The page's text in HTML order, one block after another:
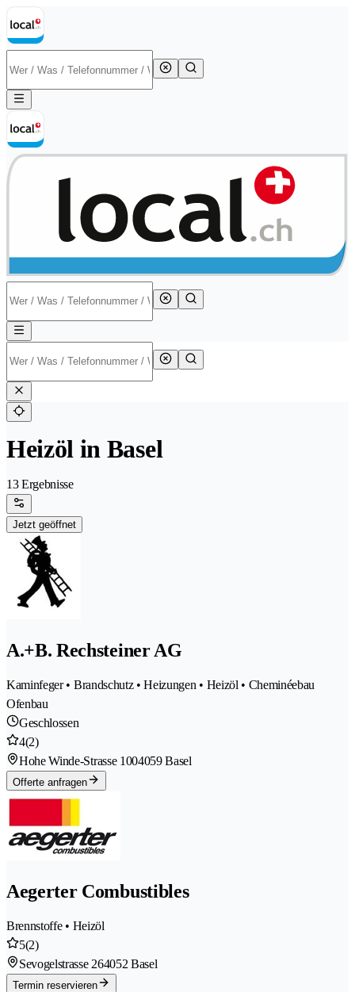
Heizöl in Basel
13 Ergebnisse
Jetzt geöffnet
A.+B. Rechsteiner AG
Kaminfeger • Brandschutz • Heizungen • Heizöl • Cheminéebau
Ofenbau
Geschlossen
4(2)
Hohe Winde-Strasse 1004059 Basel
Offerte anfragen
Aegerter Combustibles
Brennstoffe • Heizöl
5(2)
Sevogelstrasse 264052 Basel
Termin reservieren